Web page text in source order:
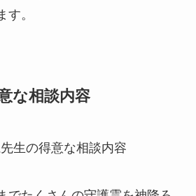
す。
な相談内容